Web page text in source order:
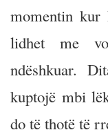
momentin kur
lidhet me
ndëshkuar.
kuptojë mbi
do të thotë të